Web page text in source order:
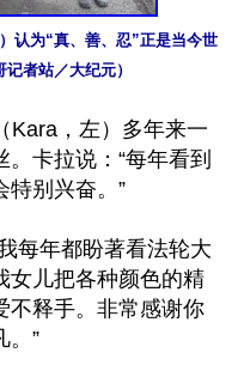
认为“真、善、忍”正是当今世
者站／大纪元）
Kara，左）多年来一
卡拉说：“每年看到
特别兴奋。”
每年都盼著看法轮大
女儿把各种颜色的精
不释手。非常感谢你
。”